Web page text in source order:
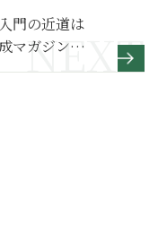
門の近道は
マガジン